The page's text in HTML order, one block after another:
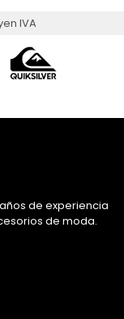
IVA
de experiencia
de moda.